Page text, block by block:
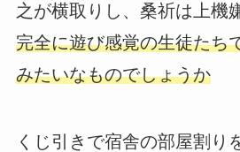
之が横取りし、桑祈は上機
完全に遊び感覚の生徒たち
みたいなものでしょうか
くじ引きで宿舎の部屋割り